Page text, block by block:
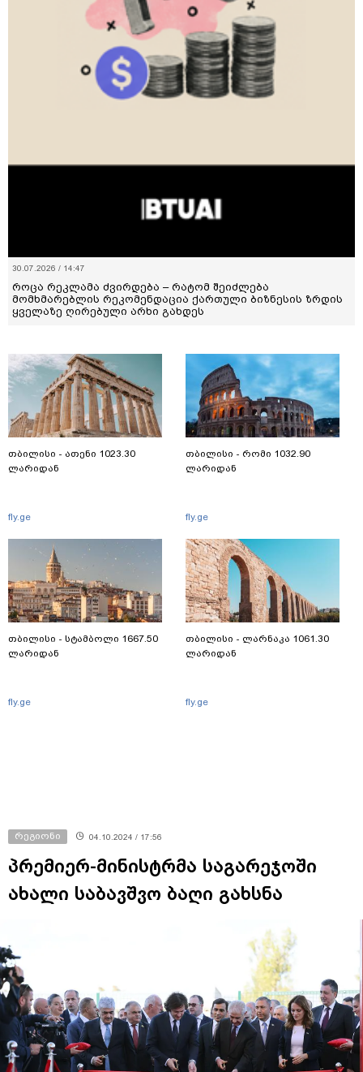
30.07.2026 / 14:47
როცა რეკლამა ძვირდება – რატომ შეიძლება
მომხმარებლის რეკომენდაცია ქართული ბიზნესის ზრდის
ყველაზე ღირებული არხი გახდეს
თბილისი - ათენი 1023.30
ლარიდან
fly.ge
თბილისი - სტამბოლი 1667.50
ლარიდან
fly.ge
თბილისი - რომი 1032.90
ლარიდან
fly.ge
თბილისი - ლარნაკა 1061.30
ლარიდან
fly.ge
რეგიონი 04.10.2024 / 17:56
პრემიერ-მინისტრმა საგარეჯოში
ახალი საბავშვო ბაღი გახსნა